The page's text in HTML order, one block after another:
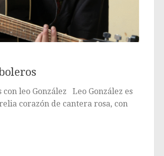
leo González Leo González es
corazón de cantera rosa, con